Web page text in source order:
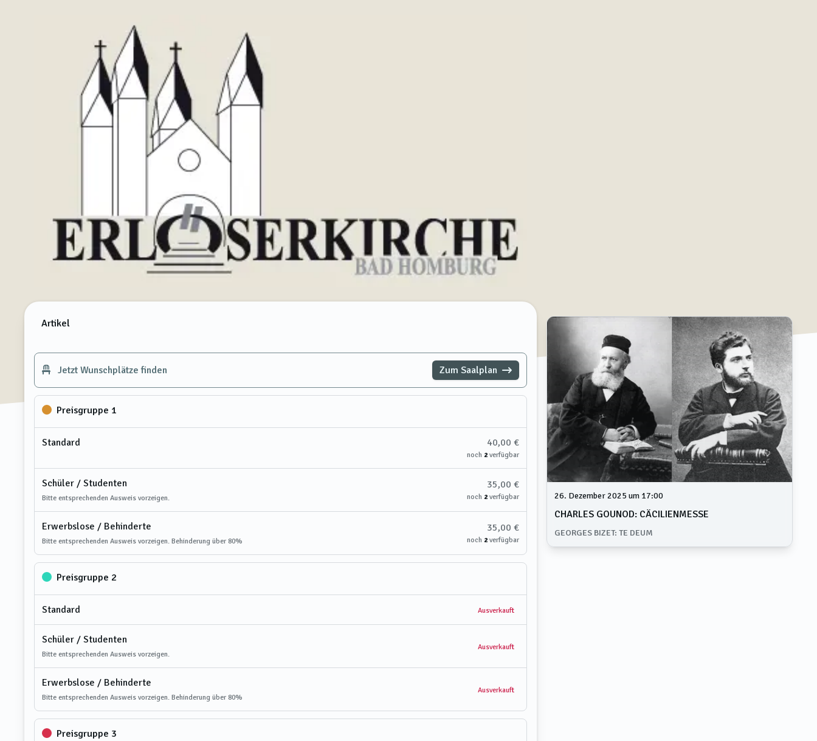
Artikel
Jetzt Wunschplätze finden Zum Saalplan
Preisgruppe 1
Standard 40,00 €
noch 2verfügbar
Schüler / Studenten
Bitte entsprechenden Ausweis vorzeigen.
35,00 €
noch 2verfügbar
Erwerbslose / Behinderte
Bitte entsprechenden Ausweis vorzeigen. Behinderung über 80%
35,00 €
noch 2verfügbar
Preisgruppe 2
Standard Ausverkauft
Schüler / Studenten
Bitte entsprechenden Ausweis vorzeigen.
Ausverkauft
Erwerbslose / Behinderte
Bitte entsprechenden Ausweis vorzeigen. Behinderung über 80%
Ausverkauft
Preisgruppe 3
26. Dezember 2025 um 17:00
CHARLES GOUNOD: CÄCILIENMESSE
GEORGES BIZET: TE DEUM